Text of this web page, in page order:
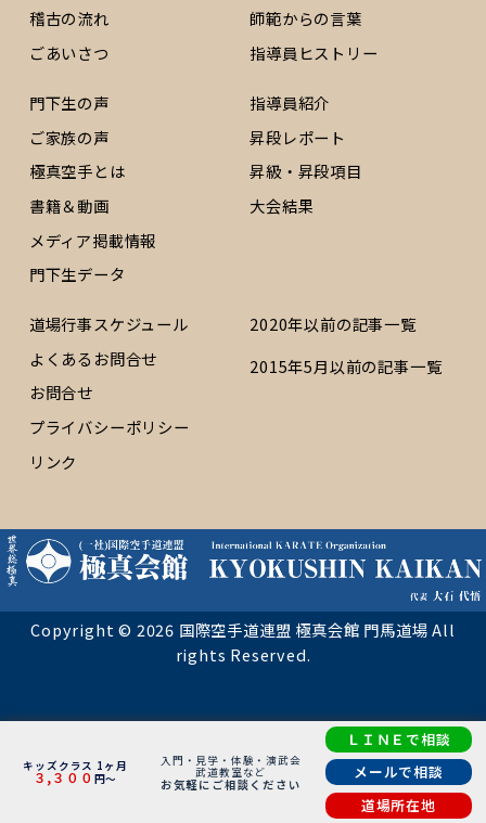
稽古の流れ
ごあいさつ
師範からの言葉
指導員ヒストリー
門下生の声
ご家族の声
極真空手とは
書籍＆動画
メディア掲載情報
門下生データ
指導員紹介
昇段レポート
昇級・昇段項目
大会結果
道場行事スケジュール
よくあるお問合せ
お問合せ
プライバシーポリシー
リンク
2020年以前の記事一覧
2015年5月以前の記事一覧
Copyright © 2026 国際空手道連盟 極真会館 門馬道場 All
rights Reserved.
キッズクラス 1ヶ月
３,３００ 円～
入門・見学・体験・演武会
武道教室など
お気軽にご相談ください
ＬＩＮＥで相談
メールで相談
道場所在地